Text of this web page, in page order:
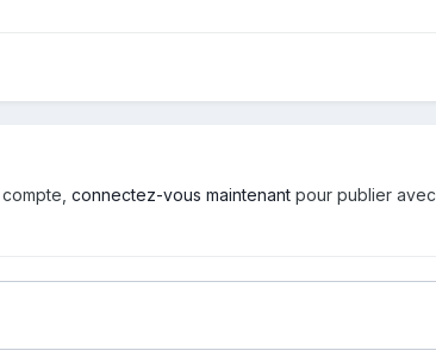
connectez-vous maintenant pour publier